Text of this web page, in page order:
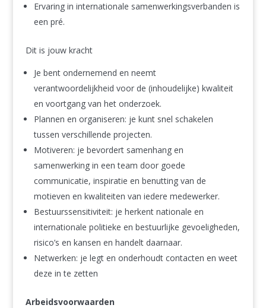
Ervaring in internationale samenwerkingsverbanden is
een pré.
Dit is jouw kracht
Je bent ondernemend en neemt
verantwoordelijkheid voor de (inhoudelijke) kwaliteit
en voortgang van het onderzoek.
Plannen en organiseren: je kunt snel schakelen
tussen verschillende projecten.
Motiveren: je bevordert samenhang en
samenwerking in een team door goede
communicatie, inspiratie en benutting van de
motieven en kwaliteiten van iedere medewerker.
Bestuurssensitiviteit: je herkent nationale en
internationale politieke en bestuurlijke gevoeligheden,
risico’s en kansen en handelt daarnaar.
Netwerken: je legt en onderhoudt contacten en weet
deze in te zetten
Arbeidsvoorwaarden